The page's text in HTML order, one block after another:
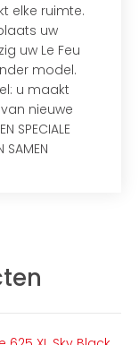
elke ruimte.
uw
uw Le Feu
model.
u maakt
nieuwe
SPECIALE
SAMEN